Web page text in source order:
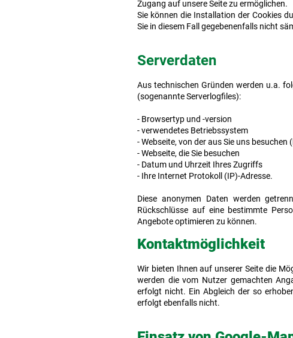
Zugang auf unsere Seite zu ermöglichen.
Sie können die Installation der Cookies
Sie in diesem Fall gegebenenfalls nicht
Serverdaten
Aus technischen Gründen werden u.a.
(sogenannte Serverlogfiles):
- Browsertyp und -version
- verwendetes Betriebssystem
- Webseite, von der aus Sie uns besuchen
- Webseite, die Sie besuchen
- Datum und Uhrzeit Ihres Zugriffs
- Ihre Internet Protokoll (IP)-Adresse.
Diese anonymen Daten werden
Rückschlüsse auf eine bestimmte
Angebote optimieren zu können.
Kontaktmöglichkeit
Wir bieten Ihnen auf unserer Seite die
werden die vom Nutzer gemachten
erfolgt nicht. Ein Abgleich der so
erfolgt ebenfalls nicht.